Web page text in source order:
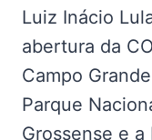
Luiz Inácio
abertura da
Campo
Parque
Grossense e